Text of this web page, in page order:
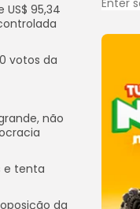
95,34
votos da
não
e tenta
da